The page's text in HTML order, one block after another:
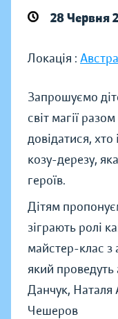
28 Червня
Локація :
Запрошуємо
світ магії
довідатися, хто
козу-дерезу,
героїв.
Дітям
зіграють ролі
майстер-клас з
який
Данчук, Наталя
Чешеров